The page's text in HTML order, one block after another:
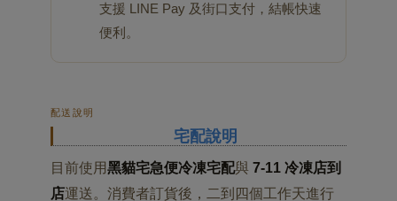
支援 LINE Pay 及街口支付，結帳快速
便利。
配送說明
宅配說明
目前使用黑貓宅急便冷凍宅配與 7-11 冷凍店到
店運送。消費者訂貨後，二到四個工作天進行